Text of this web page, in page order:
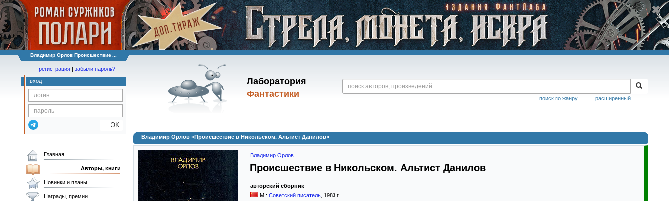
Владимир Орлов Происшествие ...
Лаборатория
Фантастики
расширенный
поиск по жанру
регистрация | забыли пароль?
вход
OK
Владимир Орлов «Происшествие в Никольском. Альтист Данилов»
Владимир Орлов
Происшествие в Никольском. Альтист Данилов
авторский сборник
М.: Советский писатель 1983 г.
Главная
Авторы, книги
Новинки и планы
Награды, премии